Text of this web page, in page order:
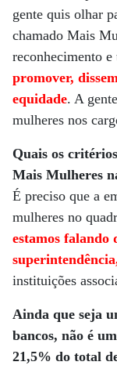
gente quis olhar
chamado Mais
reconhecimento
promover,
equidade. A
mulheres nos
Quais os
Mais Mulheres
É preciso que a
mulheres no
estamos falando
instituições
Ainda que seja
bancos, não é
21,5% do total